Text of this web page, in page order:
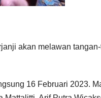
akan melawan
16 Februari 2023.